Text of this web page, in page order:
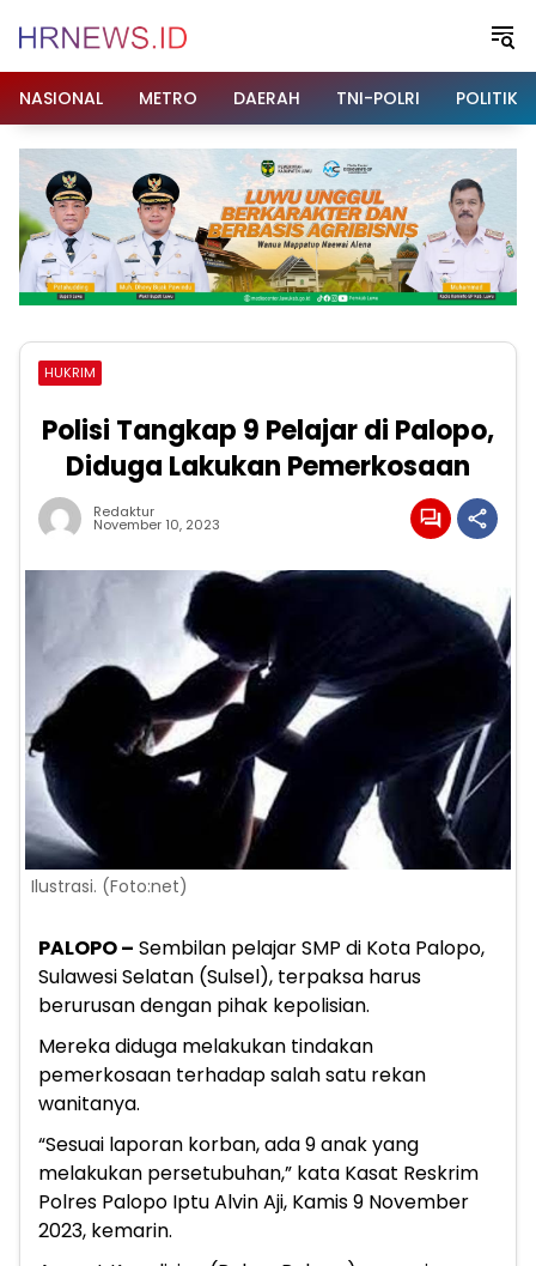
NASIONAL
METRO DAERAH TNI-POLRI POLITIK
HUKRIM
Polisi Tangkap 9 Pelajar di Palopo,
Diduga Lakukan Pemerkosaan
Redaktur
November 10, 2023
Ilustrasi. (Foto:net)
PALOPO – Sembilan pelajar SMP di Kota Palopo,
Sulawesi Selatan (Sulsel), terpaksa harus
berurusan dengan pihak kepolisian.
Mereka diduga melakukan tindakan
pemerkosaan terhadap salah satu rekan
wanitanya.
“Sesuai laporan korban, ada 9 anak yang
melakukan persetubuhan,” kata Kasat Reskrim
Polres Palopo Iptu Alvin Aji, Kamis 9 November
2023, kemarin.